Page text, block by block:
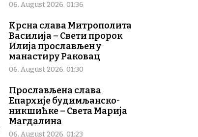
06. August 2026. 01:36
Крсна слава Митрополита
Василија – Свети пророк
Илија прослављен у
манастиру Раковац
06. August 2026. 01:30
Прослављена слава
Епархије будимљанско-
никшићке – Света Марија
Магдалина
06. August 2026. 01:23